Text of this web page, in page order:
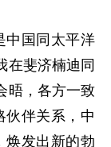
国同太平洋
在斐济楠迪同
晤，各方一致
伙伴关系，中
焕发出新的勃